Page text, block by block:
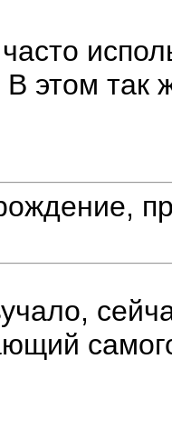
В этом так